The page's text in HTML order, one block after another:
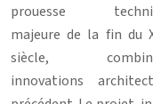
prouesse
majeure de la fin du
siècle,
innovations